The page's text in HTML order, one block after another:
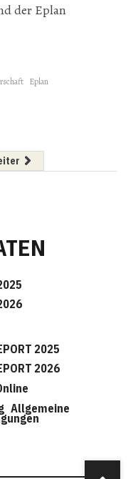
der Eplan
Eplan
Strom weg - was dann?
Beitrag:
2025
2026
Allgemeine